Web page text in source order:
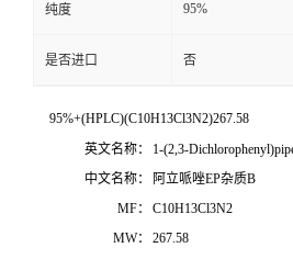
纯度 95%
是否进口 否
95%+(HPLC)(C10H13Cl3N2)267.58
英文名称：
1-(2,3-
中文名称：
阿立哌唑EP杂质B
MF：
C10H13Cl3N2
MW：
267.58